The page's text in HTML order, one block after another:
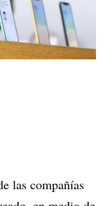
las compañías